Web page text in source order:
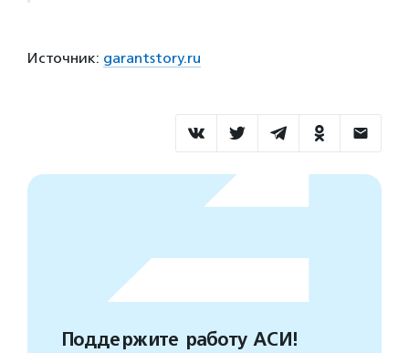
Источник: garantstory.ru
Поддержите работу АСИ!